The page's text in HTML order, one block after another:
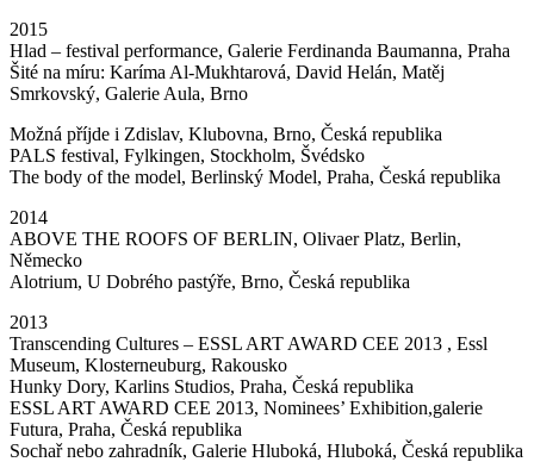
2015
Hlad – festival performance, Galerie Ferdinanda Baumanna, Praha
Šité na míru: Karíma Al-Mukhtarová, David Helán, Matěj
Smrkovský, Galerie Aula, Brno
Možná příjde i Zdislav, Klubovna, Brno, Česká republika
PALS festival, Fylkingen, Stockholm, Švédsko
The body of the model, Berlinský Model, Praha, Česká republika
2014
ABOVE THE ROOFS OF BERLIN, Olivaer Platz, Berlin,
Německo
Alotrium, U Dobrého pastýře, Brno, Česká republika
2013
Transcending Cultures – ESSL ART AWARD CEE 2013 , Essl
Museum, Klosterneuburg, Rakousko
Hunky Dory, Karlins Studios, Praha, Česká republika
ESSL ART AWARD CEE 2013, Nominees’ Exhibition,galerie
Futura, Praha, Česká republika
Sochař nebo zahradník, Galerie Hluboká, Hluboká, Česká republika